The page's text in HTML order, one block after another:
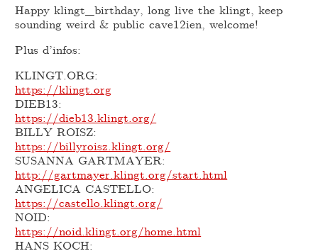
Happy klingt_birthday, long live the klingt, keep
sounding weird & public cave12ien, welcome!
Plus d’infos:
KLINGT.ORG:
https://klingt.org
DIEB13:
https://dieb13.klingt.org/
BILLY ROISZ:
https://billyroisz.klingt.org/
SUSANNA GARTMAYER:
http://gartmayer.klingt.org/start.html
ANGELICA CASTELLO:
https://castello.klingt.org/
NOID:
https://noid.klingt.org/home.html
HANS KOCH: